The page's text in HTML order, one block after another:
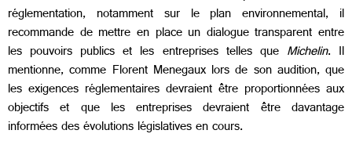
réglementation, notamment sur le plan environnemental, il
recommande de mettre en place un dialogue transparent entre
les pouvoirs publics et les entreprises telles que Michelin. Il
mentionne, comme Florent Menegaux lors de son audition, que
les exigences réglementaires devraient être proportionnées aux
objectifs et que les entreprises devraient être davantage
informées des évolutions législatives en cours.